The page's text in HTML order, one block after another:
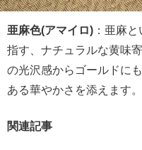
亜麻色(アマイロ) ：亜麻
指す、ナチュラルな黄味
の光沢感からゴールドに
ある華やかさを添えます。
関連記事